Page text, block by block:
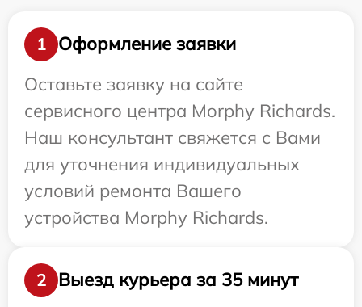
1
Оформление заявки
Оставьте заявку на сайте
сервисного центра Morphy Richards.
Наш консультант свяжется с Вами
для уточнения индивидуальных
условий ремонта Вашего
устройства Morphy Richards.
2
Выезд курьера за 35 минут